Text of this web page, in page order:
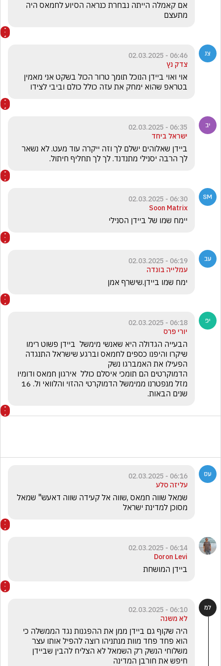
מתעצם
06:46 - 02.03.2025
צדק נץ
בטראפ שהוא ימחק את עזה כולל כולם וביבי לצידו
06:35 - 02.03.2025
ישראל ביחד
לך הרבה יסנילי מתנדנד. לך לך תחליף חיתול.
06:30 - 02.03.2025
Soon Matrix
יימח שמו של ביידן הסנילי
06:19 - 02.03.2025
עמלייה בונדה
ימח שמו ביידן.שישרף אמן
06:18 - 02.03.2025
יורי פרס
שנים הבאות.
06:16 - 02.03.2025
עליזה סלע
מסוכן למדינת ישראל
06:14 - 02.03.2025
Doron Levi
ביידן המושחת
06:10 - 02.03.2025
לא משנה
חיפש את חורבן המדינה